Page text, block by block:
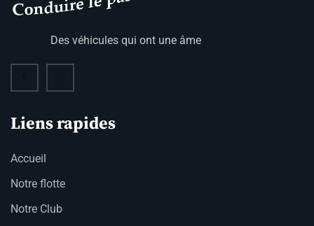
Des véhicules qui ont une âme
Liens rapides
Accueil
Notre flotte
Notre Club